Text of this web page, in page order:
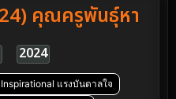
คุณครูพันธุ์หา
2024
Inspirational แรงบันดาลใจ